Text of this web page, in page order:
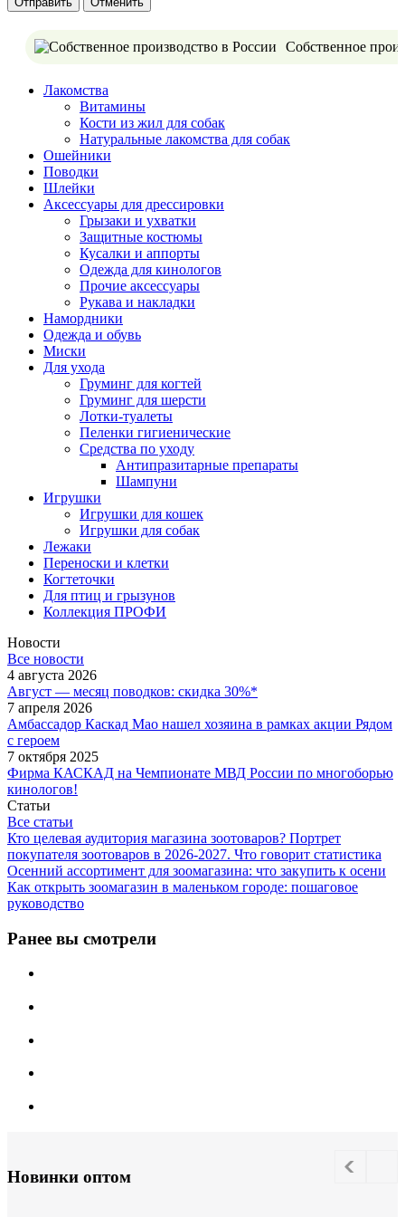
Собственное
Лакомства
Витамины
Кости из жил для собак
Натуральные лакомства для собак
Ошейники
Поводки
Шлейки
Аксессуары для дрессировки
Грызаки и ухватки
Защитные костюмы
Кусалки и аппорты
Одежда для кинологов
Прочие аксессуары
Рукава и накладки
Намордники
Одежда и обувь
Миски
Для ухода
Груминг для когтей
Груминг для шерсти
Лотки-туалеты
Пеленки гигиенические
Средства по уходу
Антипразитарные препараты
Шампуни
Игрушки
Игрушки для кошек
Игрушки для собак
Лежаки
Переноски и клетки
Когтеточки
Для птиц и грызунов
Коллекция ПРОФИ
Новости
Все новости
4 августа 2026
Август — месяц поводков: скидка 30%*
7 апреля 2026
Амбассадор Каскад Мао нашел хозяина в рамках акции Рядом
с героем
7 октября 2025
Фирма КАСКАД на Чемпионате МВД России по многоборью
кинологов!
Статьи
Все статьи
Кто целевая аудитория магазина зоотоваров? Портрет
покупателя зоотоваров в 2026-2027. Что говорит статистика
Осенний ассортимент для зоомагазина: что закупить к осени
Как открыть зоомагазин в маленьком городе: пошаговое
руководство
Ранее вы смотрели
Новинки оптом